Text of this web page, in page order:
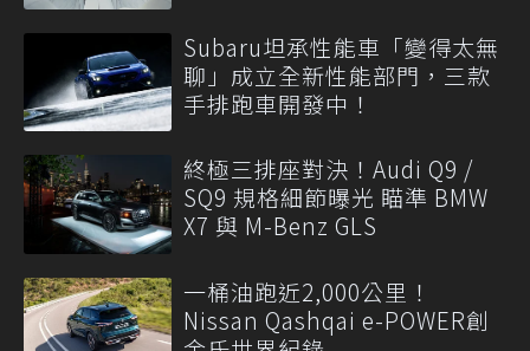
Subaru坦承性能車「變得太無
聊」成立全新性能部門，三款
手排跑車開發中！
終極三排座對決！Audi Q9 /
SQ9 規格細節曝光 瞄準 BMW
X7 與 M-Benz GLS
一桶油跑近2,000公里！
Nissan Qashqai e-POWER創